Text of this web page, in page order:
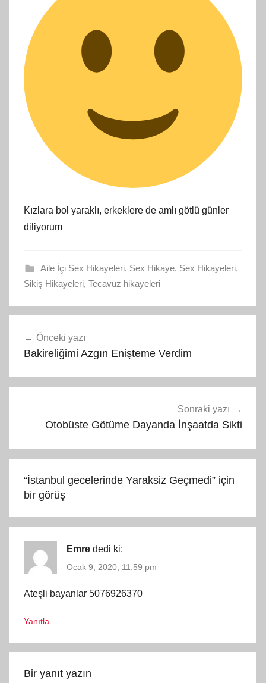
Kızlara bol yaraklı, erkeklere de amlı götlü günler
diliyorum
Aile İçi Sex Hikayeleri, Sex Hikaye, Sex Hikayeleri,
Sikiş Hikayeleri, Tecavüz hikayeleri
gezinmesi
Önceki yazı
Bakireliğimi Azgın Enişteme Verdim
Sonraki yazı
Otobüste Götüme Dayanda İnşaatda Sikti
“İstanbul gecelerinde Yaraksiz Geçmedi” için
bir görüş
Emre dedi ki:
Ocak 9, 2020, 11:59 pm
Ateşli bayanlar 5076926370
Yanıtla
Bir yanıt yazın